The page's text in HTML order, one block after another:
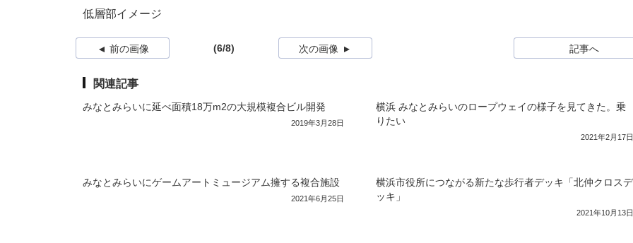
低層部イメージ
前の画像 (6/8) 次の画像 記事へ
関連記事
みなとみらいに延べ面積18万m2の大規模複合ビル開発
2019年3月28日
横浜 みなとみらいのロープウェイの様子を見てきた。乗
りたい
2021年2月17日
みなとみらいにゲームアートミュージアム擁する複合施設
2021年6月25日
横浜市役所につながる新たな歩行者デッキ「北仲クロスデ
ッキ」
2021年10月13日